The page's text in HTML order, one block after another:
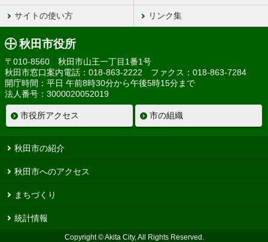
サイトの使い方 リンク集
秋田市役所
〒010-8560 秋田市山王一丁目1番1号
秋田市窓口案内電話：018-863-2222 ファクス：018-863-7284
開庁時間：平日 午前8時30分から午後5時15分まで
法人番号：3000020052019
市役所アクセス 市の組織
秋田市の紹介
秋田市へのアクセス
まちづくり
統計情報
Copyright © Akita City, All Rights Reserved.